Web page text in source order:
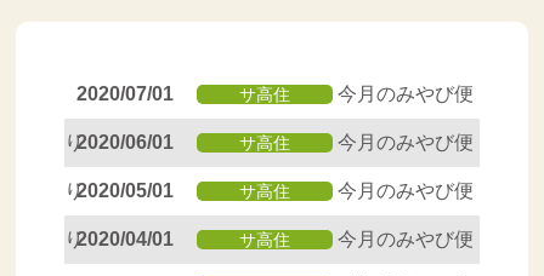
2020/07/01 サ高住 今月のみやび便
り2020/06/01 サ高住 今月のみやび便
り2020/05/01 サ高住 今月のみやび便
り2020/04/01 サ高住 今月のみやび便